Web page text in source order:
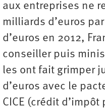
aux entreprises ne
milliards d’euros
d’euros en 2012,
conseiller puis
les ont fait grimper
d’euros avec le
CICE (crédit